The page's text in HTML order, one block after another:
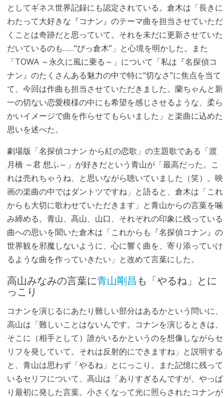
としてギネス世界記録にも認定されている。倉木は「長きに
わたって大好きな『コナン』のテーマ曲を担当させていただ
くことは奇跡だと思っていて。それを未だに更新させていた
だいているのも……“びっ倉木”」と心境を明かした。また
「TOWA ～永久に風に乗る～」について「私は『名探偵コ
ナン』のたくさんある魅力の中で特に“切なさ”に焦点を当て
て、今回は作曲も担当させていただきました。蘭ちゃんと新
一の切ない恋愛模様の中にも希望を感じさせるような、柔ら
かいイメージで曲を作らせてもらいました」と楽曲に込めた
思いを述べた。
劇場版「名探偵コナン から紅の恋歌」の主題歌である「渡
月橋 ～君 想ふ～」が好きだという青山が「最高だった。こ
れは売れちゃうね、と思いながら聴いていました（笑）。映
画の楽曲の中ではダントツですね」と語ると、倉木は「これ
からも大切に歌わせていただきます」と青山からの言葉を噛
み締める。青山、高山、山口、それぞれの印象に残っている
曲への思いを聞いた倉木は「これからも『名探偵コナン』の
世界観を邪魔しないように、心に響く曲を、寄り添っていけ
るような曲を作っていきたい」と改めて言葉にした。
高山みなみの言葉に青山剛昌も「やるね」とに
っこり
コナンを演じるにあたり難しい部分はあるかという問いに、
高山は「難しいことはないんです。コナンを演じるときは、
そこに（相手として）誰がいるかというのを想像しながらセ
リフを発していて。それは反射的にできますね」と説明する
と、青山は思わず「やるね」とにっこり。また記憶に残って
いるセリフについて、高山は「ありすぎるんですが、やっぱ
り最初に発した言葉。小さくなって光に照らされたコナンが